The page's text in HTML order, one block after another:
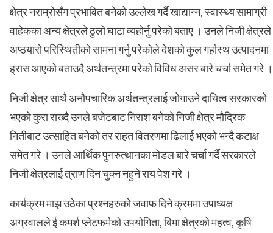
क्षेत्र नराम्रोसँग प्रभावित बनेको उल्लेख गर्दै खाद्यान्न, स्वास्थ्य सामाग्री
वाहेकका अन्य क्षेत्रले ठुलो घाटा व्यहोर्नु परेको बताए । उनले निजी क्षेत्रले
अप्ठयारो परिस्थितीको सामना गर्नु परेकोले देशको कुल गर्हास्थ उत्पादनमा
ह्रास आएको बताउदै अर्थतन्त्रमा परेको विविध असर बारे चर्चा समेत गरे ।
निजी क्षेत्र साथै अनौपचारिक अर्थतन्त्रलाई जोगाउने दायित्व सरकारको
भएको कुरा राख्दै उनले बजेटबाट निराश बनेको निजी क्षेत्र मौद्रिक
नितीबाट उत्साहित बनेको तर राहत वितरणमा ढिलाई भएको भन्दै कटाक्ष
समेत गरे । उनले आर्थिक पुनरुत्थानका मोडल बारे चर्चा गर्दै सरकारले
निजी क्षेत्रलाई त्राण दिन चुक्न नहुने राय पेश गरे ।
कार्यक्रम माझ उठेका प्रश्नहरुको जवाफ दिने क्रममा उपाध्यक्ष
अग्रवालले ई कमर्श प्लेटफर्मको उपयोगिता, बिमा क्षेत्रको महत्व, कृषि